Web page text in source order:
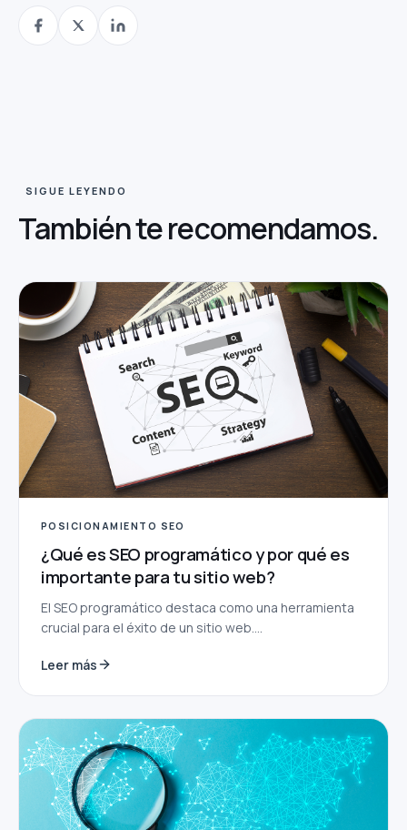
SIGUE LEYENDO
También terecomendamos.
POSICIONAMIENTO SEO
¿Qué es SEO programático y por qué es
importante para tu sitio web?
El SEO programático destaca como una herramienta
crucial para el éxito de un sitio web....
Leer más